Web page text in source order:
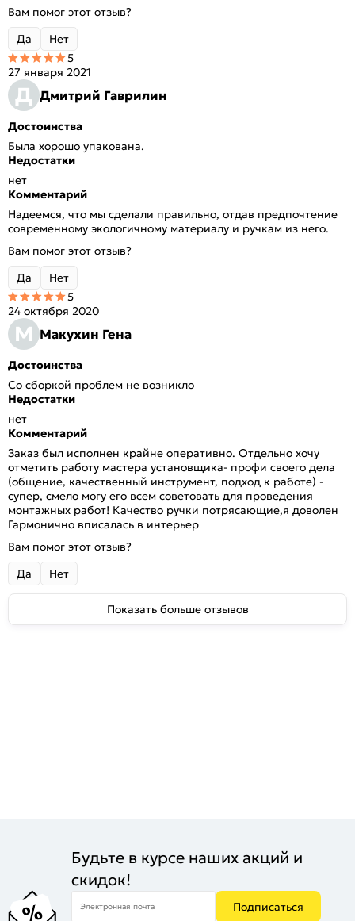
Вам помог этот отзыв?
Да
Нет
Д Дмитрий Гаврилин
27 января 2021
5
Достоинства
Была хорошо упакована.
Недостатки
нет
Комментарий
Надеемся, что мы сделали правильно, отдав предпочтение
современному экологичному материалу и ручкам из него.
Вам помог этот отзыв?
Да
Нет
М Макухин Гена
24 октября 2020
5
Достоинства
Со сборкой проблем не возникло
Недостатки
нет
Комментарий
Заказ был исполнен крайне оперативно. Отдельно хочу
отметить работу мастера установщика- профи своего дела
(общение, качественный инструмент, подход к работе) -
супер, смело могу его всем советовать для проведения
монтажных работ! Качество ручки потрясающие,я доволен
Гармонично вписалась в интерьер
Вам помог этот отзыв?
Да
Нет
Показать больше отзывов
Будьте в курсе наших акций и
скидок!
Электронная почта Подписаться